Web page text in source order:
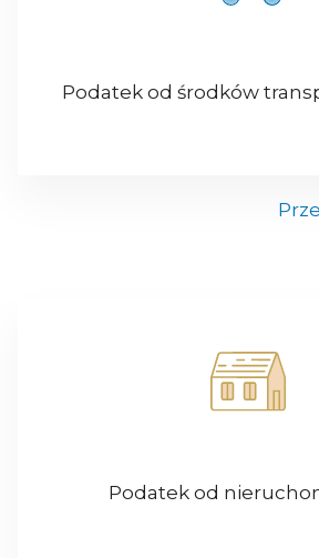
Podatek od środków
Podatek od